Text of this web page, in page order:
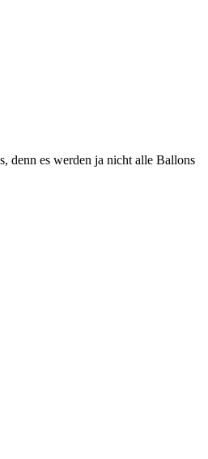
denn es werden ja nicht alle Ballons